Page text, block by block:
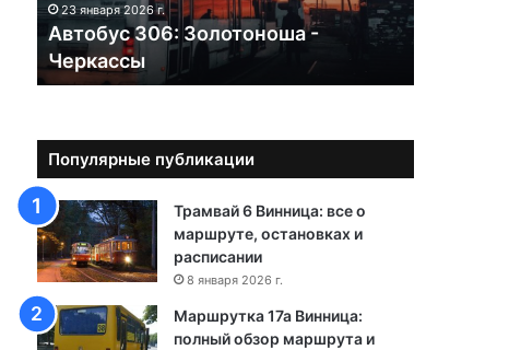
3
0
:
о
т
о
н
о
ш
а
-
23 января 2026 г.
Автобус 306: Золотоноша -
Черкассы
Популярные публикации
Трамвай 6 Винница: все о
маршруте, остановках и
расписании
8 января 2026 г.
Маршрутка 17а Винница:
полный обзор маршрута и